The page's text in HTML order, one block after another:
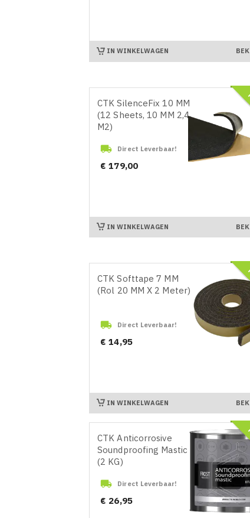
IN WINKELWAGEN
CTK SilenceFix 10 MM
(12 Sheets, 10 MM 2,4
M2)
 Direct Leverbaar!
Prijs
€ 179,00
IN WINKELWAGEN
CTK Softtape 7 MM
(Rol 20 MM X 2 Meter)
 Direct Leverbaar!
Prijs
€ 14,95
IN WINKELWAGEN
CTK Anticorrosive
Soundproofing Mastic
(2 KG)
 Direct Leverbaar!
Prijs
€ 26,95